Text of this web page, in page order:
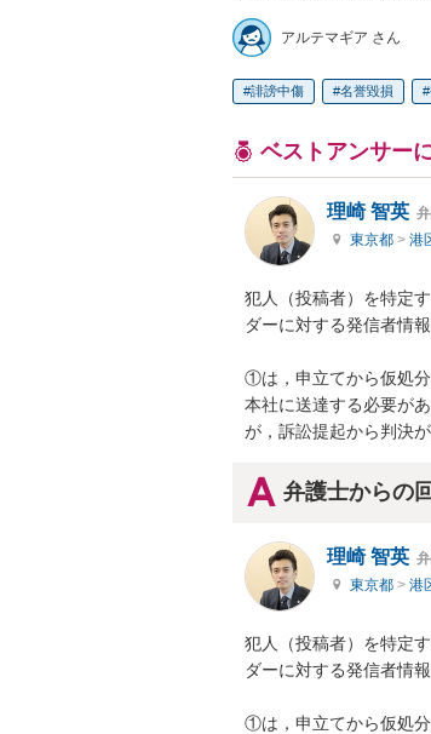
アルテマギア さん
誹謗中傷 名誉毀損
ベストアンサー
理崎 智英
東京都 > 港
犯人（投稿者）を特定
ダーに対する発信者情
①は，申立てから仮処
本社に送達する必要が
が，訴訟提起から判決
弁護士からの
理崎 智英
東京都 > 港
犯人（投稿者）を特定
ダーに対する発信者情
①は，申立てから仮処